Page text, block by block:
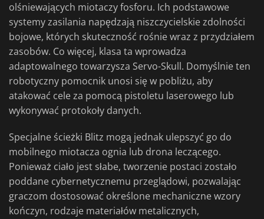
olśniewających miotaczy fosforu. Ich podstawowe
systemy zasilania napędzają niszczycielskie zdolności
bojowe, których skuteczność rośnie wraz z przydziałem
zasobów. Co więcej, klasa ta wprowadza
adaptowalnego towarzysza Servo-Skull. Domyślnie ten
robotyczny pomocnik unosi się w pobliżu, aby
atakować cele za pomocą pistoletu laserowego lub
wykonywać protokoły danych.
Specjalne ścieżki Blitz mogą jednak ulepszyć go do
mobilnego miotacza ognia lub drona leczącego.
Ponieważ ciało jest słabe, tworzenie postaci zostało
poddane cybernetycznemu przeglądowi, pozwalając
graczom dostosować określone mechaniczne wzory
kończyn, rodzaje materiałów metalicznych,